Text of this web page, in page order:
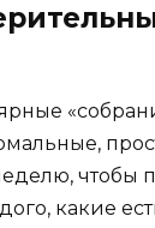
чтобы
какие